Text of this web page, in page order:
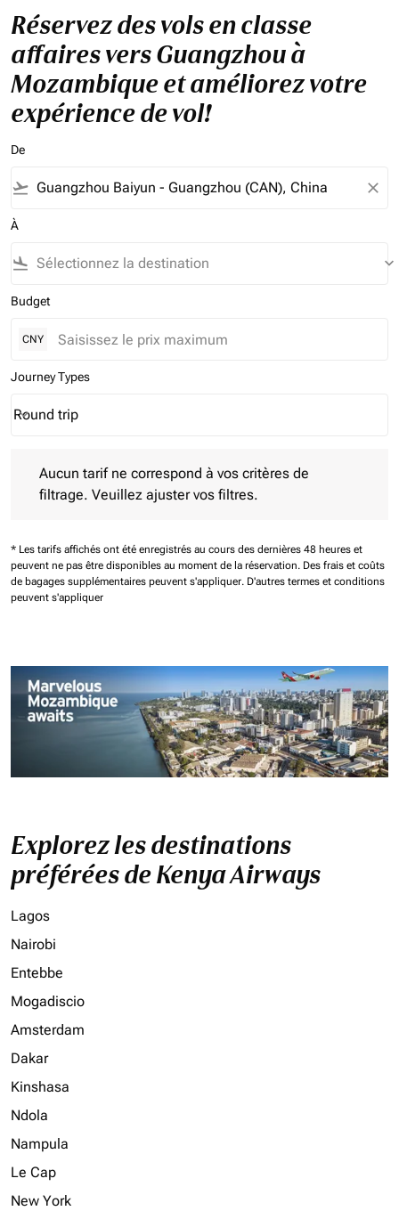
Réservez des vols en classe
affaires vers Guangzhou à
Mozambique et améliorez votre
expérience de vol!
De
flight_takeoff close
À
flight_land keyboard_arrow_down
Budget
CNY
Journey Types
Journey Types option Round trip Selected
Round trip
keyboard_arrow_down
Aucun tarif ne correspond à vos critères de
filtrage. Veuillez ajuster vos filtres.
* Les tarifs affichés ont été enregistrés au cours des dernières 48 heures et
peuvent ne pas être disponibles au moment de la réservation. Des frais et coûts
de bagages supplémentaires peuvent s'appliquer. D'autres termes et conditions
peuvent s'appliquer
Explorez les destinations
préférées de Kenya Airways
Lagos
Nairobi
Entebbe
Mogadiscio
Amsterdam
Dakar
Kinshasa
Ndola
Nampula
Le Cap
New York